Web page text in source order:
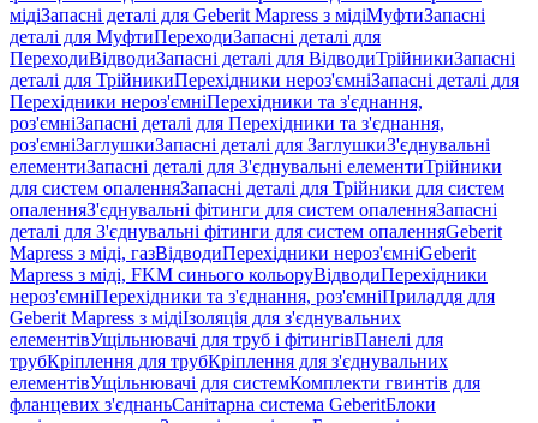
мідіЗапасні деталі для Geberit Mapress з мідіМуфтиЗапасні
деталі для МуфтиПереходиЗапасні деталі для
ПереходиВідводиЗапасні деталі для ВідводиТрійникиЗапасні
деталі для ТрійникиПерехідники нероз'ємніЗапасні деталі для
Перехідники нероз'ємніПерехідники та з'єднання,
роз'ємніЗапасні деталі для Перехідники та з'єднання,
роз'ємніЗаглушкиЗапасні деталі для ЗаглушкиЗ'єднувальні
елементиЗапасні деталі для З'єднувальні елементиТрійники
для систем опаленняЗапасні деталі для Трійники для систем
опаленняЗ'єднувальні фітинги для систем опаленняЗапасні
деталі для З'єднувальні фітинги для систем опаленняGeberit
Mapress з міді, газВідводиПерехідники нероз'ємніGeberit
Mapress з міді, FKM синього кольоруВідводиПерехідники
нероз'ємніПерехідники та з'єднання, роз'ємніПриладдя для
Geberit Mapress з мідіІзоляція для з'єднувальних
елементівУщільнювачі для труб і фітингівПанелі для
трубКріплення для трубКріплення для з'єднувальних
елементівУщільнювачі для системКомплекти гвинтів для
фланцевих з'єднаньСанітарна система GeberitБлоки